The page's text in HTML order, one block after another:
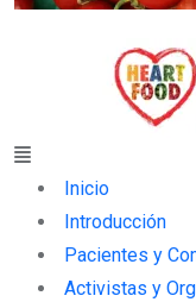
Menu
Inicio
Introducción
Pacientes y
Activistas y